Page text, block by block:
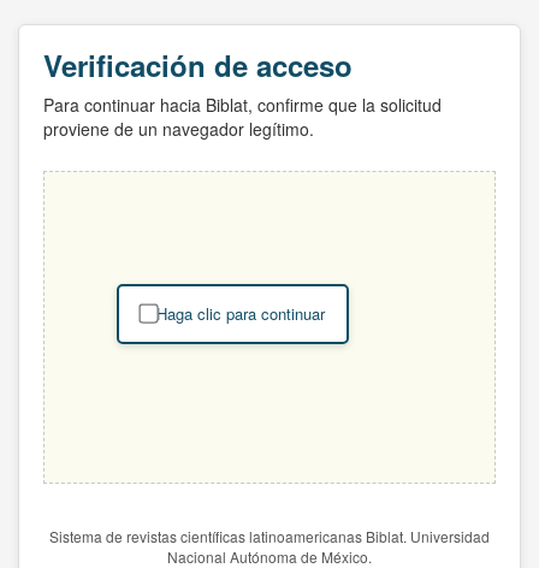
Verificación de acceso
Para continuar hacia Biblat, confirme que la solicitud
proviene de un navegador legítimo.
Haga clic para continuar
Sistema de revistas científicas latinoamericanas Biblat. Universidad
Nacional Autónoma de México.